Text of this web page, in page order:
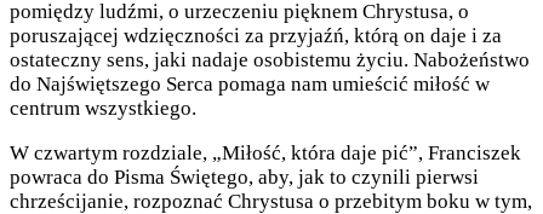
pomiędzy ludźmi, o urzeczeniu pięknem Chrystusa, o
poruszającej wdzięczności za przyjaźń, którą on daje i za
ostateczny sens, jaki nadaje osobistemu życiu. Nabożeństwo
do Najświętszego Serca pomaga nam umieścić miłość w
centrum wszystkiego.
W czwartym rozdziale, „Miłość, która daje pić”, Franciszek
powraca do Pisma Świętego, aby, jak to czynili pierwsi
chrześcijanie, rozpoznać Chrystusa o przebitym boku w tym,